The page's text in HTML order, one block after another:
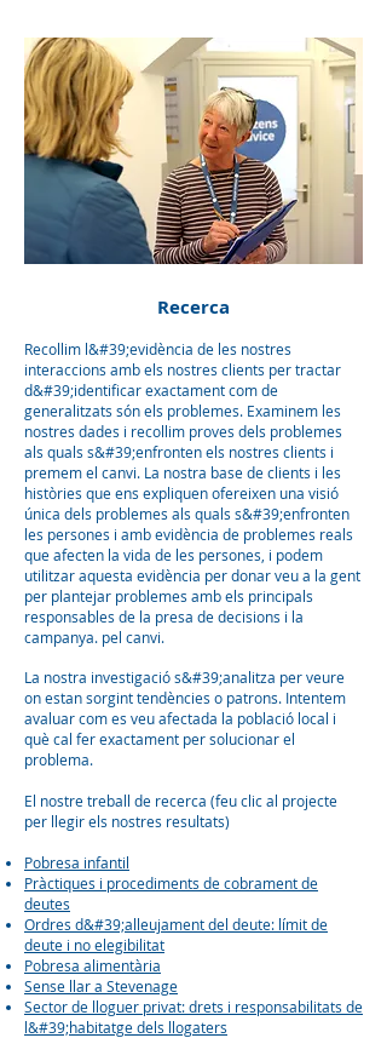
Recerca
Recollim l&#39;evidència de les nostres
interaccions amb els nostres clients per tractar
d&#39;identificar exactament com de
generalitzats són els problemes. Examinem les
nostres dades i recollim proves dels problemes
als quals s&#39;enfronten els nostres clients i
premem el canvi. La nostra base de clients i les
històries que ens expliquen ofereixen una visió
única dels problemes als quals s&#39;enfronten
les persones i amb evidència de problemes reals
que afecten la vida de les persones, i podem
utilitzar aquesta evidència per donar veu a la gent
per plantejar problemes amb els principals
responsables de la presa de decisions i la
campanya. pel canvi.
La nostra investigació s&#39;analitza per veure
on estan sorgint tendències o patrons. Intentem
avaluar com es veu afectada la població local i
què cal fer exactament per solucionar el
problema.
El nostre treball de recerca (feu clic al projecte
per llegir els nostres resultats)
Pobresa infantil
Pràctiques i procediments de cobrament de
deutes
Ordres d&#39;alleujament del deute: límit de
deute i no elegibilitat
Pobresa alimentària
Sense llar a Stevenage
Sector de lloguer privat: drets i responsabilitats de
l&#39;habitatge dels llogaters